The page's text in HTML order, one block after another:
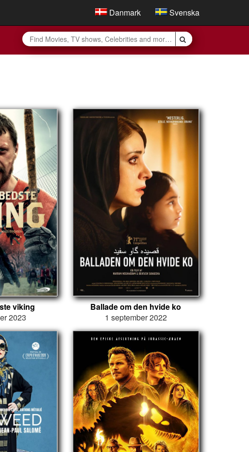
Danmark Svenska
viking
2023
Ballade om den hvide ko
1 september 2022